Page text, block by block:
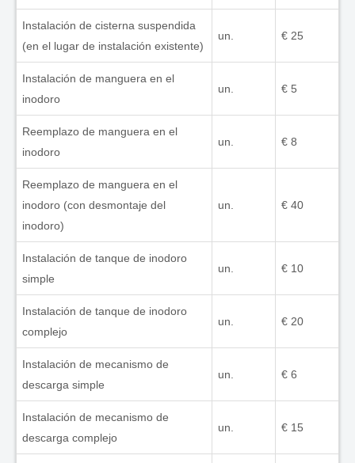
Instalación de cisterna suspendida
(en el lugar de instalación existente)
un. € 25
Instalación de manguera en el
inodoro
un. € 5
Reemplazo de manguera en el
inodoro
un. € 8
Reemplazo de manguera en el
inodoro (con desmontaje del
inodoro)
un. € 40
Instalación de tanque de inodoro
simple
un. € 10
Instalación de tanque de inodoro
complejo
un. € 20
Instalación de mecanismo de
descarga simple
un. € 6
Instalación de mecanismo de
descarga complejo
un. € 15